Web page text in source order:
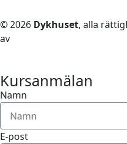
© 2026 Dykhuset, alla
av
Kursanmälan
Namn
E-post